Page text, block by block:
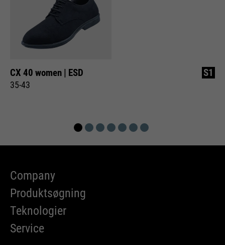
CX 40 women | ESD
35-43
S1
Company
Produktsøgning
Teknologier
Service